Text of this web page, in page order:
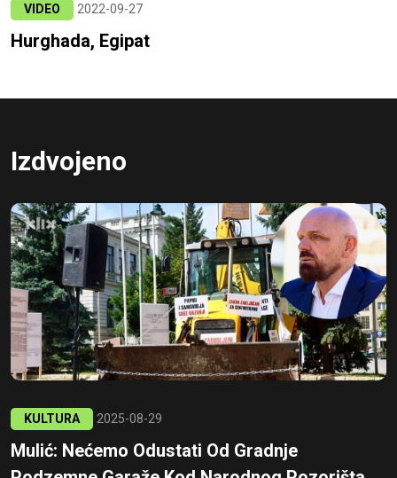
VIDEO 2022-09-27
Hurghada, Egipat
Izdvojeno
KULTURA 2025-08-29
Mulić: Nećemo Odustati Od Gradnje